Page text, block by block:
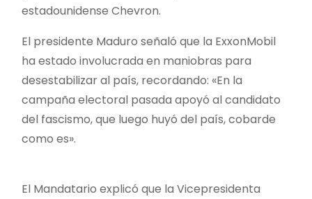
estadounidense Chevron.
El presidente Maduro señaló que la ExxonMobil
ha estado involucrada en maniobras para
desestabilizar al país, recordando: «En la
campaña electoral pasada apoyó al candidato
del fascismo, que luego huyó del país, cobarde
como es».
El Mandatario explicó que la Vicepresidenta